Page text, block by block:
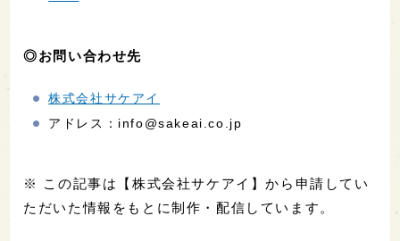
◎お問い合わせ先
株式会社サケアイ
アドレス：info@sakeai.co.jp
※ この記事は【株式会社サケアイ】から申請してい
ただいた情報をもとに制作・配信しています。